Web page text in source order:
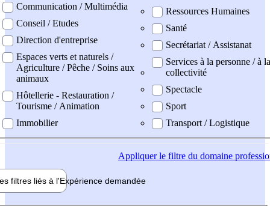
Communication / Multimédia
Conseil / Etudes
Direction d'entreprise
Espaces verts et naturels /
Agriculture / Pêche / Soins aux
animaux
Hôtellerie - Restauration /
Tourisme / Animation
Immobilier
Ressources Humaines
Santé
Secrétariat / Assistanat
Services à la personne / à la
collectivité
Spectacle
Sport
Transport / Logistique
Appliquerle filtre du domaine
filtres liés à l'Expérience demandée